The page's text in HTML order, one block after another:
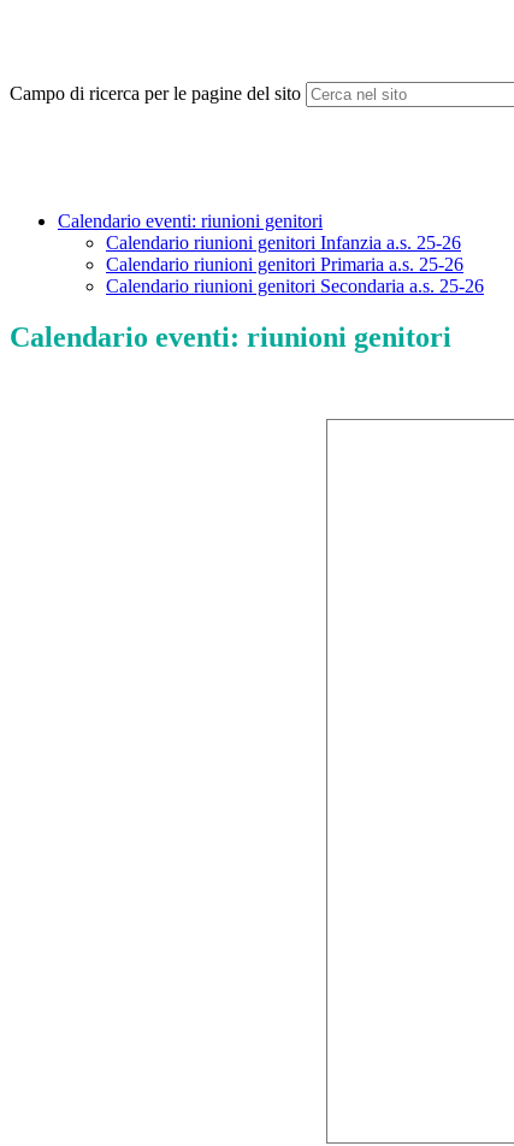
Campo di ricerca per le pagine del sito
Calendario eventi: riunioni genitori
Calendario riunioni genitori Infanzia a.s. 25-26
Calendario riunioni genitori Primaria a.s. 25-26
Calendario riunioni genitori Secondaria a.s. 25-26
Calendario eventi: riunioni genitori